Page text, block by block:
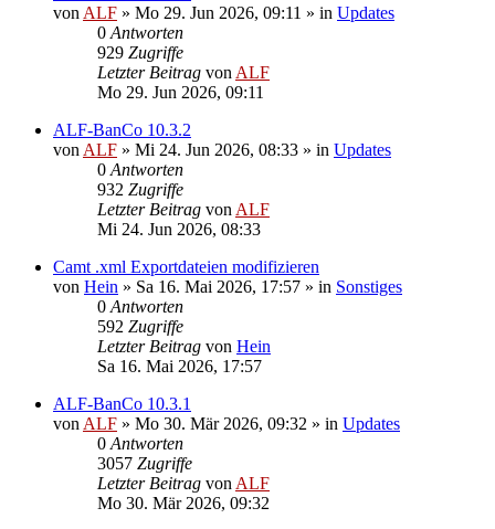
von ALF » Mo 29. Jun 2026, 09:11 » in Updates
0 Antworten
929 Zugriffe
Letzter Beitrag von ALF
Mo 29. Jun 2026, 09:11
ALF-BanCo 10.3.2
von ALF » Mi 24. Jun 2026, 08:33 » in Updates
0 Antworten
932 Zugriffe
Letzter Beitrag von ALF
Mi 24. Jun 2026, 08:33
Camt .xml Exportdateien modifizieren
von Hein » Sa 16. Mai 2026, 17:57 » in Sonstiges
0 Antworten
592 Zugriffe
Letzter Beitrag von Hein
Sa 16. Mai 2026, 17:57
ALF-BanCo 10.3.1
von ALF » Mo 30. Mär 2026, 09:32 » in Updates
0 Antworten
3057 Zugriffe
Letzter Beitrag von ALF
Mo 30. Mär 2026, 09:32